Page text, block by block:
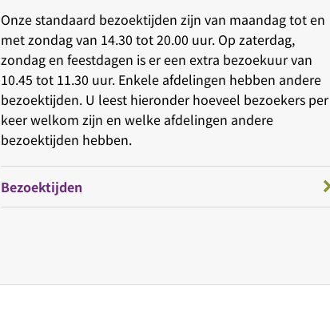
Onze standaard bezoektijden zijn van maandag tot en
met zondag van 14.30 tot 20.00 uur. Op zaterdag,
zondag en feestdagen is er een extra bezoekuur van
10.45 tot 11.30 uur. Enkele afdelingen hebben andere
bezoektijden. U leest hieronder hoeveel bezoekers per
keer welkom zijn en welke afdelingen andere
bezoektijden hebben.
Bezoektijden